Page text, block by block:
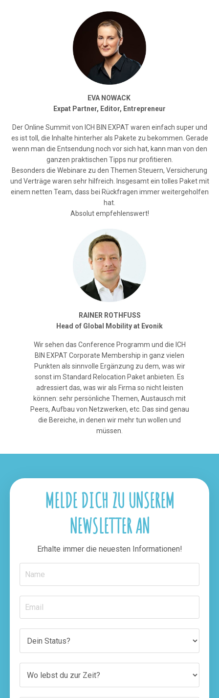
EVA NOWACK
Expat Partner, Editor, Entrepreneur
Der Online Summit von ICH BIN EXPAT waren einfach super und
es ist toll, die Inhalte hinterher als Pakete zu bekommen. Gerade
wenn man die Entsendung noch vor sich hat, kann man von den
ganzen praktischen Tipps nur profitieren.
Besonders die Webinare zu den Themen Steuern, Versicherung
und Verträge waren sehr hilfreich. Insgesamt ein tolles Paket mit
einem netten Team, dass bei Rückfragen immer weitergeholfen
hat.
Absolut empfehlenswert!
RAINER ROTHFUSS
Head of Global Mobility at Evonik
Wir sehen das Conference Programm und die ICH
BIN EXPAT Corporate Membership in ganz vielen
Punkten als sinnvolle Ergänzung zu dem, was wir
sonst im Standard Relocation Paket anbieten. Es
adressiert das, was wir als Firma so nicht leisten
können: sehr persönliche Themen, Austausch mit
Peers, Aufbau von Netzwerken, etc. Das sind genau
die Bereiche, in denen wir mehr tun wollen und
müssen.
MELDE DICH ZU UNSEREM
NEWSLETTER AN
Erhalte immer die neuesten Informationen!